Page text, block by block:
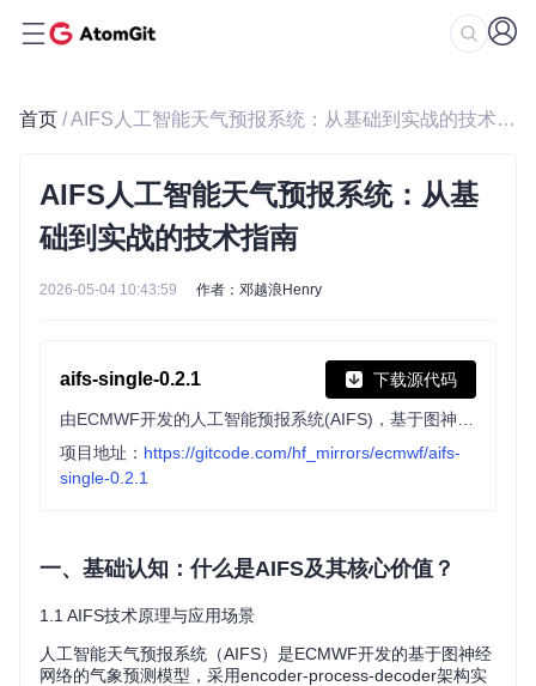
首页 / AIFS人工智能天气预报系统：从基础到实战的技术指南
AIFS人工智能天气预报系统：从基
础到实战的技术指南
2026-05-04 10:43:59 作者：邓越浪Henry
aifs-single-0.2.1 下载源代码
项目地址： https://gitcode.com/hf_mirrors/ecmwf/aifs-
single-0.2.1
一、基础认知：什么是AIFS及其核心价值？
1.1 AIFS技术原理与应用场景
人工智能天气预报系统（AIFS）是ECMWF开发的基于图神经
网络的气象预测模型，采用encoder-process-decoder架构实